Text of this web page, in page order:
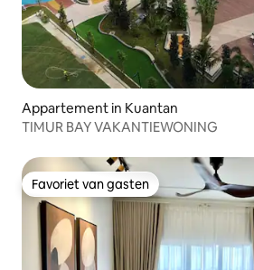
Appartement in Kuantan
TIMUR BAY VAKANTIEWONING
Favoriet van gasten
Favoriet van gasten